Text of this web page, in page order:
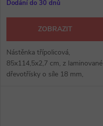
Dodání do 30 dnů
ZOBRAZIT
Nástěnka třípolicová,
85x114,5x2,7 cm, z laminované
dřevotřísky o síle 18 mm,